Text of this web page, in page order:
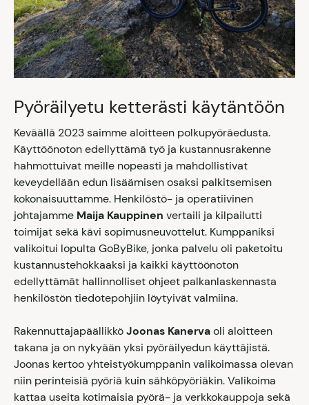
Pyöräilyetu ketterästi käytäntöön
Keväällä 2023 saimme aloitteen polkupyöräedusta.
Käyttöönoton edellyttämä työ ja kustannusrakenne
hahmottuivat meille nopeasti ja mahdollistivat
keveydellään edun lisäämisen osaksi palkitsemisen
kokonaisuuttamme. Henkilöstö- ja operatiivinen
johtajamme Maija Kauppinen vertaili ja kilpailutti
toimijat sekä kävi sopimusneuvottelut. Kumppaniksi
valikoitui lopulta GoByBike, jonka palvelu oli paketoitu
kustannustehokkaaksi ja kaikki käyttöönoton
edellyttämät hallinnolliset ohjeet palkanlaskennasta
henkilöstön tiedotepohjiin löytyivät valmiina.
RakennuttajapäällikköJoonas Kanervaoli aloitteen
takana ja on nykyään yksi pyöräilyedun käyttäjistä.
Joonas kertoo yhteistyökumppanin valikoimassa olevan
niin perinteisiä pyöriä kuin sähköpyöriäkin. Valikoima
kattaa useita kotimaisia pyörä- ja verkkokauppoja sekä